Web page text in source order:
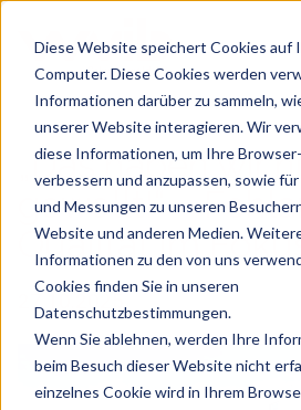
Diese Website speichert Cookies auf
Computer. Diese Cookies werden
Informationen darüber zu sammeln,
unserer Website interagieren. Wir
diese Informationen, um Ihre
verbessern und anzupassen, sowie
und Messungen zu unseren
Website und anderen Medien.
Informationen zu den von uns
Cookies finden Sie in unseren
Datenschutzbestimmungen.
Wenn Sie ablehnen, werden Ihre
beim Besuch dieser Website nicht
einzelnes Cookie wird in Ihrem
Suche
Es gibt keine Vorschläge, da
„Das haben wir
gewollt!“ –
Qualität im
27.10.2025